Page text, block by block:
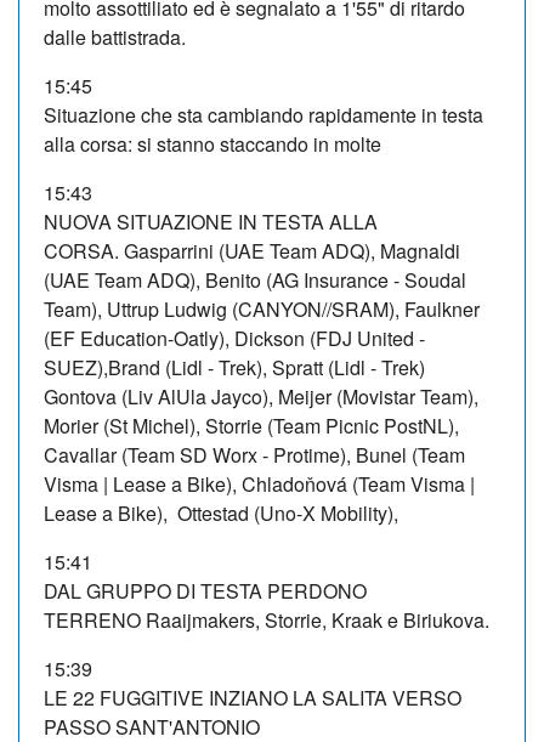
molto assottiliato ed è segnalato a 1'55" di ritardo
dalle battistrada.
15:45
Situazione che sta cambiando rapidamente in testa
alla corsa: si stanno staccando in molte
15:43
NUOVA SITUAZIONE IN TESTA ALLA
CORSA. Gasparrini (UAE Team ADQ), Magnaldi
(UAE Team ADQ), Benito (AG Insurance - Soudal
Team), Uttrup Ludwig (CANYON//SRAM), Faulkner
(EF Education-Oatly), Dickson (FDJ United -
SUEZ),Brand (Lidl - Trek), Spratt (Lidl - Trek)
Gontova (Liv AlUla Jayco), Meijer (Movistar Team),
Morier (St Michel), Storrie (Team Picnic PostNL),
Cavallar (Team SD Worx - Protime), Bunel (Team
Visma | Lease a Bike), Chladoňová (Team Visma |
Lease a Bike), Ottestad (Uno-X Mobility),
15:41
DAL GRUPPO DI TESTA PERDONO
TERRENO Raaijmakers, Storrie, Kraak e Biriukova.
15:39
LE 22 FUGGITIVE INZIANO LA SALITA VERSO
PASSO SANT'ANTONIO